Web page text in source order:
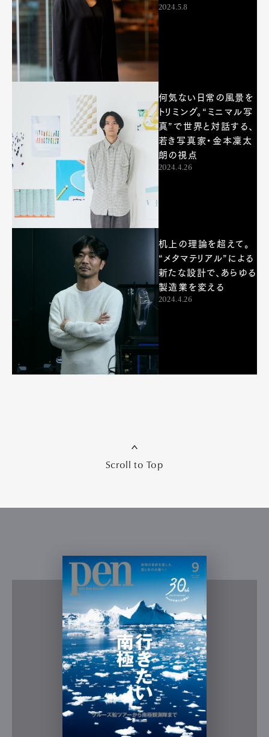
2024.5.8
何気ない日常の風景を
トリミング。“ミニマル写
真”で世界と対話する、
若き写真家・金本凜太
朗の視点
2024.4.26
机上の理論を超えて。
“メタマテリアル”による
新たな設計で、あらゆる
製造業を変える
2024.4.26
Scroll to Top